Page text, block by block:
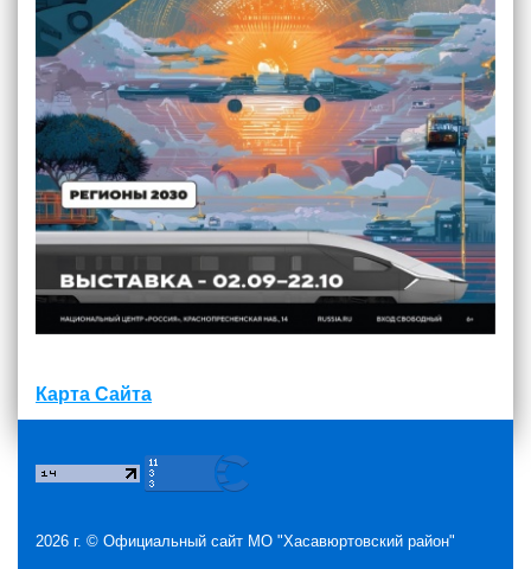
Карта Сайта
2026 г. © Официальный сайт МО "Хасавюртовский район"